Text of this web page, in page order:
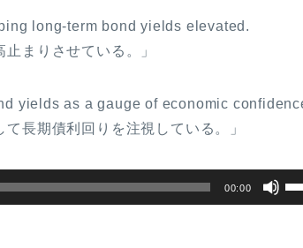
long-term bond yields elevated.
まりさせている。」
yields as a gauge of economic
長期債利回りを注視している。」
00:00
ボ
リ